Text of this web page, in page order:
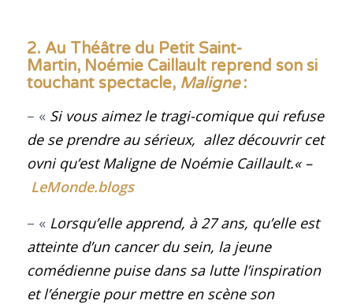
2. Au Théâtre du Petit Saint-
Martin, Noémie Caillault reprend son si
touchant spectacle, Maligne:
– « Si vous aimez le tragi-comique qui refuse
de se prendre au sérieux, allez découvrir cet
ovni qu’est Maligne de Noémie Caillault.« –
LeMonde.blogs
– « Lorsqu’elle apprend, à 27 ans, qu’elle est
atteinte d’un cancer du sein, la jeune
comédienne puise dans sa lutte l’inspiration
et l’énergie pour mettre en scène son